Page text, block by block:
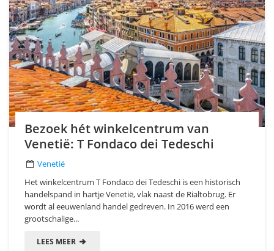
Bezoek hét winkelcentrum van
Venetië: T Fondaco dei Tedeschi
Venetië
Het winkelcentrum T Fondaco dei Tedeschi is een historisch
handelspand in hartje Venetië, vlak naast de Rialtobrug. Er
wordt al eeuwenland handel gedreven. In 2016 werd een
grootschalige...
LEES MEER